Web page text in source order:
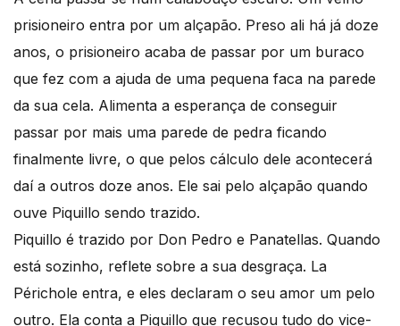
prisioneiro entra por um alçapão. Preso ali há já doze
anos, o prisioneiro acaba de passar por um buraco
que fez com a ajuda de uma pequena faca na parede
da sua cela. Alimenta a esperança de conseguir
passar por mais uma parede de pedra ficando
finalmente livre, o que pelos cálculo dele acontecerá
daí a outros doze anos. Ele sai pelo alçapão quando
ouve Piquillo sendo trazido.
Piquillo é trazido por Don Pedro e Panatellas. Quando
está sozinho, reflete sobre a sua desgraça. La
Périchole entra, e eles declaram o seu amor um pelo
outro. Ela conta a Piquillo que recusou tudo do vice-